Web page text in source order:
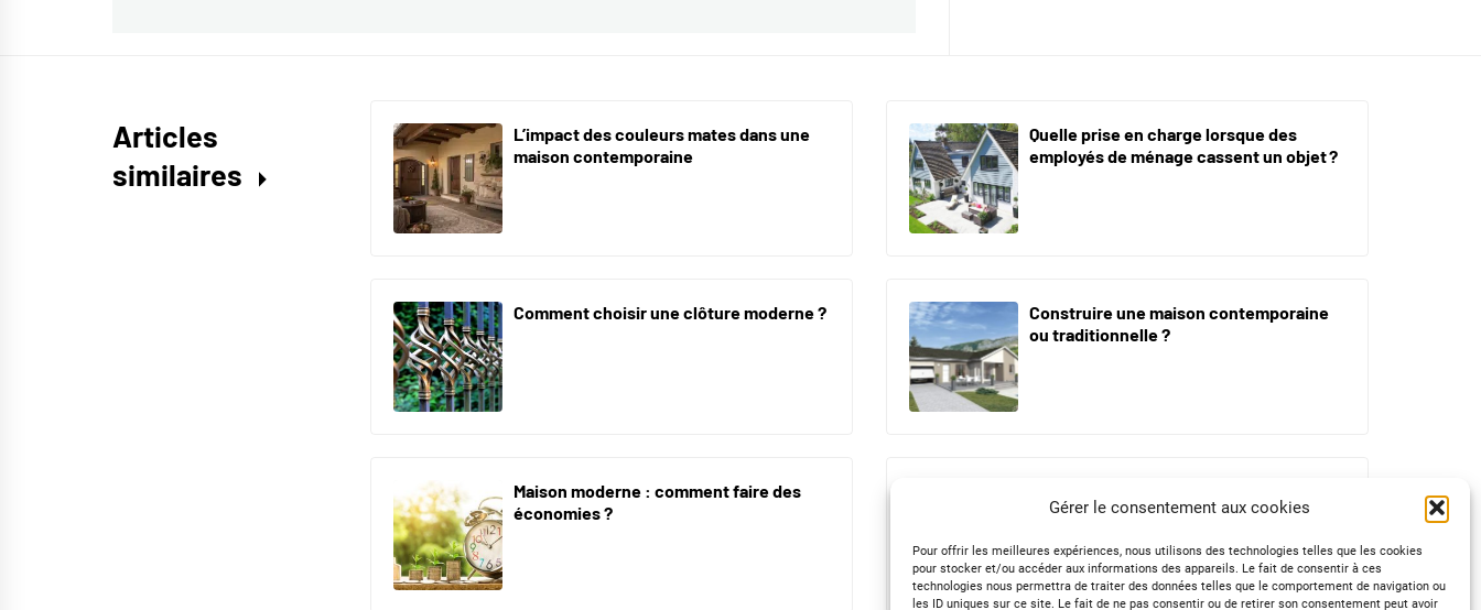
Gérer le consentement aux cookies
Pour offrir les meilleures expériences, nous utilisons des technologies telles que les cookies
pour stocker et/ou accéder aux informations des appareils. Le fait de consentir à ces
technologies nous permettra de traiter des données telles que le comportement de navigation ou
les ID uniques sur ce site. Le fait de ne pas consentir ou de retirer son consentement peut avoir
Articles
similaires
L’impact des couleurs mates dans une
maison contemporaine
Quelle prise en charge lorsque des
employés de ménage cassent un objet ?
Comment choisir une clôture moderne ?
Construire une maison contemporaine
ou traditionnelle ?
Maison moderne : comment faire des
économies ?
maison moderne : par où commencer ?